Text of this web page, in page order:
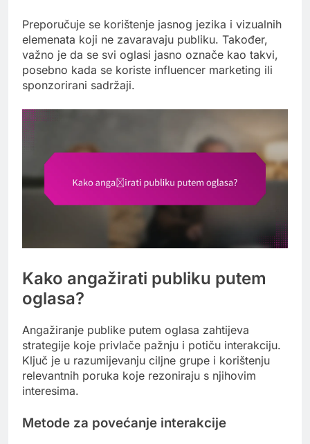
Preporučuje se korištenje jasnog jezika i vizualnih
elemenata koji ne zavaravaju publiku. Također,
važno je da se svi oglasi jasno označe kao takvi,
posebno kada se koriste influencer marketing ili
sponzorirani sadržaji.
Kako angažirati publiku putem
oglasa?
Angažiranje publike putem oglasa zahtijeva
strategije koje privlače pažnju i potiču interakciju.
Ključ je u razumijevanju ciljne grupe i korištenju
relevantnih poruka koje rezoniraju s njihovim
interesima.
Metode za povećanje interakcije